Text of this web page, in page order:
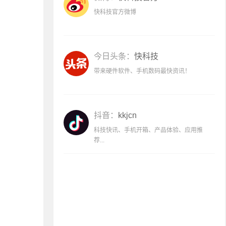
快科技官方微博
今日头条： 快科技
带来硬件软件、手机数码最快资讯！
抖音： kkjcn
科技快讯、手机开箱、产品体验、应用推
荐...